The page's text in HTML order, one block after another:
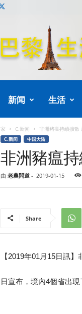
新闻 生活
家 C.新闻 非洲豬瘟持續擴散
C.新闻 中国大陆
非洲豬瘟
由 老農問道- 2019-01-15
Share
【2019年01月15日訊
日宣布，境內4個省出